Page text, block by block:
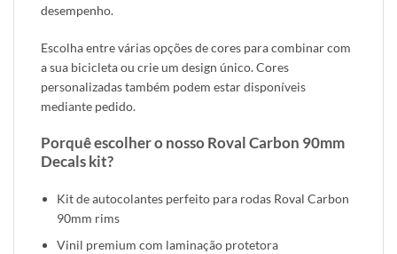
desempenho.
Escolha entre várias opções de cores para combinar com
a sua bicicleta ou crie um design único. Cores
personalizadas também podem estar disponíveis
mediante pedido.
Porquê escolher o nosso Roval Carbon 90mm
Decals kit?
Kit de autocolantes perfeito para rodas Roval Carbon
90mm rims
Vinil premium com laminação protetora